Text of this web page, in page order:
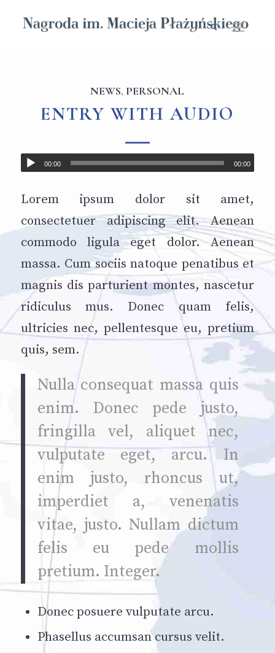
NEWS, PERSONAL
ENTRY WITH AUDIO
00:00 00:00
Lorem ipsum dolor sit amet,
consectetuer adipiscing elit. Aenean
commodo ligula eget dolor. Aenean
massa. Cum sociis natoque penatibus et
magnis dis parturient montes, nascetur
ridiculus mus. Donec quam felis,
ultricies nec, pellentesque eu, pretium
quis, sem.
Nulla consequat massa quis
enim. Donec pede justo,
fringilla vel, aliquet nec,
vulputate eget, arcu. In
enim justo, rhoncus ut,
imperdiet a, venenatis
vitae, justo. Nullam dictum
felis eu pede mollis
pretium. Integer.
Donec posuere vulputate arcu.
Phasellus accumsan cursus velit.